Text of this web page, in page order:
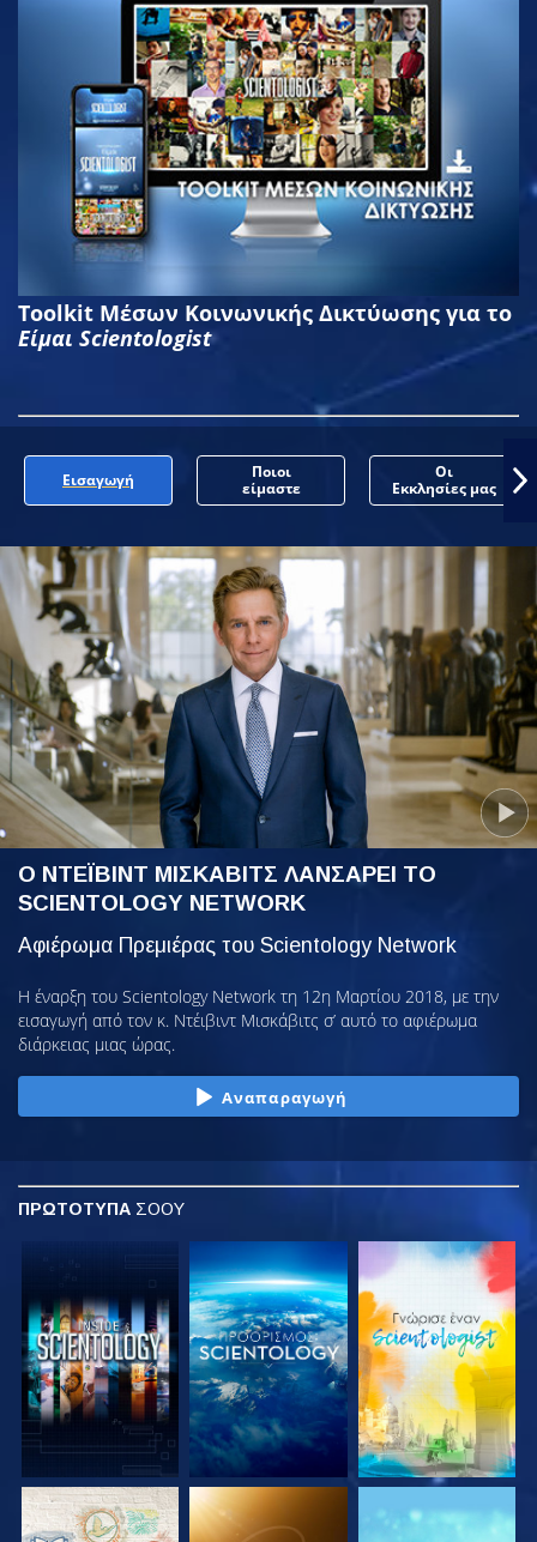
Toolkit Μέσων Κοινωνικής Δικτύωσης για το
Είμαι Scientologist
Εισαγωγή
Ποιοι
είμαστε
Οι
Εκκλησίες μας
Ο ΝΤΕΪΒΙΝΤ ΜΙΣΚΑΒΙΤΣ ΛΑΝΣΑΡΕΙ ΤΟ
SCIENTOLOGY NETWORK
Αφιέρωμα Πρεμιέρας του Scientology Network
Η έναρξη του Scientology Network τη 12η Μαρτίου 2018, με την
εισαγωγή από τον κ. Ντέιβιντ Μισκάβιτς σ’ αυτό το αφιέρωμα
διάρκειας μιας ώρας.
Αναπαραγωγή
ΠΡΩΤΟΤΥΠΑ ΣΟΟΥ